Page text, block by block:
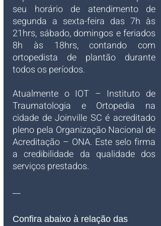
seu horário de atendimento de
segunda a sexta-feira das 7h às
21hrs, sábado, domingos e feriados
8h às 18hrs, contando com
ortopedista de plantão durante
todos os períodos.
Atualmente o IOT – Instituto de
Traumatologia e Ortopedia na
cidade de Joinville SC é acreditado
pleno pela Organização Nacional de
Acreditação – ONA. Este selo firma
a credibilidade da qualidade dos
serviços prestados.
__
Confira abaixo à relação das